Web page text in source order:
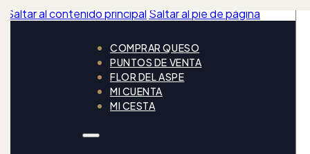
Saltar al contenido principal Saltar al pie de página
COMPRAR QUESO
PUNTOS DE VENTA
FLOR DEL ASPE
MI CUENTA
MI CESTA